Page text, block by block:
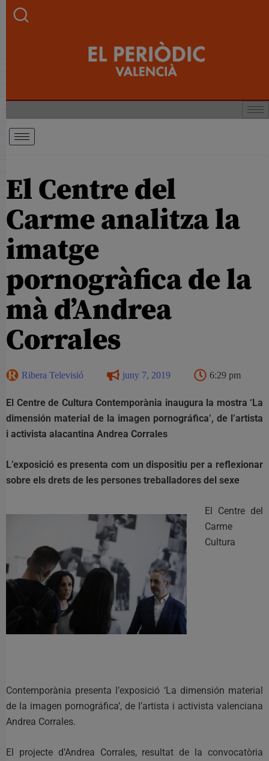
El Centre del
Carme analitza la
imatge
pornogràfica de la
mà d’Andrea
Corrales
Ribera Televisió juny 7, 2019 6:29 pm
El Centre de Cultura Contemporània inaugura la mostra ‘La
dimensión material de la imagen pornográfica’, de l’artista
i activista alacantina Andrea Corrales
L’exposició es presenta com un dispositiu per a reflexionar
sobre els drets de les persones treballadores del sexe
El Centre del
Carme
Cultura
Contemporània presenta l’exposició ‘La dimensión material
de la imagen pornográfica’, de l’artista i activista valenciana
Andrea Corrales.
El projecte d’Andrea Corrales, resultat de la convocatòria